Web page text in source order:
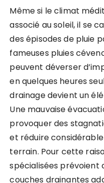
Même si le climat
associé au soleil, il se
des épisodes de pluie
fameuses pluies
peuvent déverser
en quelques heures
drainage devient un
Une mauvaise
provoquer des
et réduire
terrain. Pour cette
spécialisées prévoient
couches drainantes